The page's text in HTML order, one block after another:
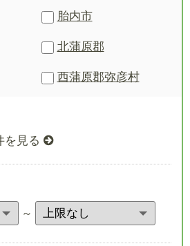
胎内市
北蒲原郡
西蒲原郡弥彦村
を見る
～